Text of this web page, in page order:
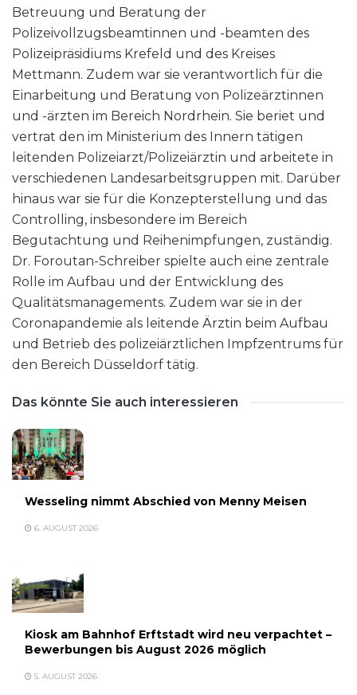
Betreuung und Beratung der
Polizeivollzugsbeamtinnen und -beamten des
Polizeipräsidiums Krefeld und des Kreises
Mettmann. Zudem war sie verantwortlich für die
Einarbeitung und Beratung von Polizeärztinnen
und -ärzten im Bereich Nordrhein. Sie beriet und
vertrat den im Ministerium des Innern tätigen
leitenden Polizeiarzt/Polizeiärztin und arbeitete in
verschiedenen Landesarbeitsgruppen mit. Darüber
hinaus war sie für die Konzepterstellung und das
Controlling, insbesondere im Bereich
Begutachtung und Reihenimpfungen, zuständig.
Dr. Foroutan-Schreiber spielte auch eine zentrale
Rolle im Aufbau und der Entwicklung des
Qualitätsmanagements. Zudem war sie in der
Coronapandemie als leitende Ärztin beim Aufbau
und Betrieb des polizeiärztlichen Impfzentrums für
den Bereich Düsseldorf tätig.
Das könnte Sie auch interessieren
Wesseling nimmt Abschied von Menny Meisen
6. AUGUST 2026
Kiosk am Bahnhof Erftstadt wird neu verpachtet –
Bewerbungen bis August 2026 möglich
5. AUGUST 2026